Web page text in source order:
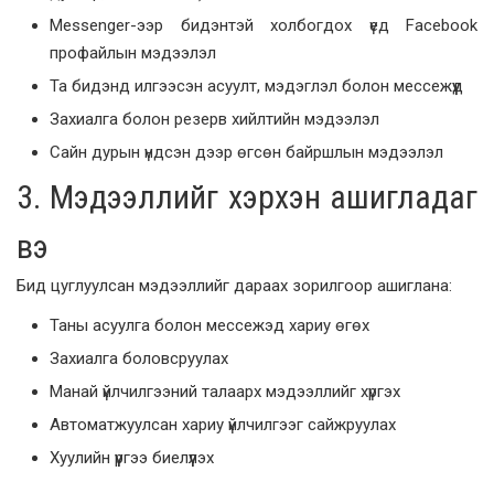
Messenger-ээр бидэнтэй холбогдох үед Facebook
профайлын мэдээлэл
Та бидэнд илгээсэн асуулт, мэдэглэл болон мессежүүд
Захиалга болон резерв хийлтийн мэдээлэл
Сайн дурын үндсэн дээр өгсөн байршлын мэдээлэл
3. Мэдээллийг хэрхэн ашигладаг
вэ
Бид цуглуулсан мэдээллийг дараах зорилгоор ашиглана:
Таны асуулга болон мессежэд хариу өгөх
Захиалга боловсруулах
Манай үйлчилгээний талаарх мэдээллийг хүргэх
Автоматжуулсан хариу үйлчилгээг сайжруулах
Хуулийн үүргээ биелүүлэх